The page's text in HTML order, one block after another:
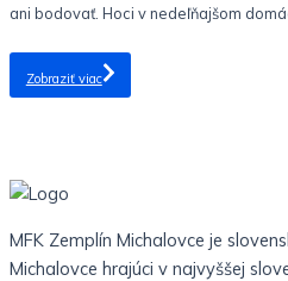
ani bodovať. Hoci v nedeľňajšom
Zobraziť viac
MFK Zemplín Michalovce je
Michalovce hrajúci v najvyššej